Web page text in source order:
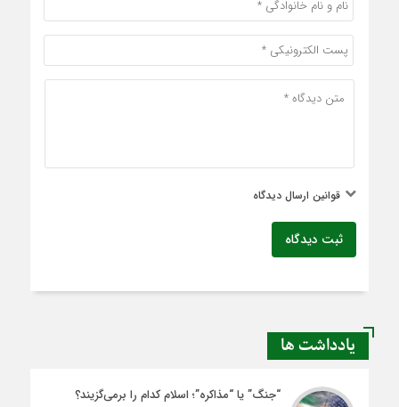
قوانین ارسال دیدگاه
ثبت دیدگاه
یادداشت ها
“جنگ” یا “مذاکره”؛ اسلام کدام را برمی‌گزیند؟